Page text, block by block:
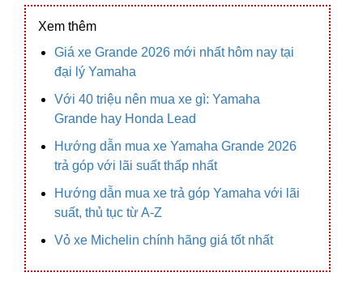
Xem thêm
Giá xe Grande 2026 mới nhất hôm nay tại
đại lý Yamaha
Với 40 triệu nên mua xe gì: Yamaha
Grande hay Honda Lead
Hướng dẫn mua xe Yamaha Grande 2026
trả góp với lãi suất thấp nhất
Hướng dẫn mua xe trả góp Yamaha với lãi
suất, thủ tục từ A-Z
Vỏ xe Michelin chính hãng giá tốt nhất